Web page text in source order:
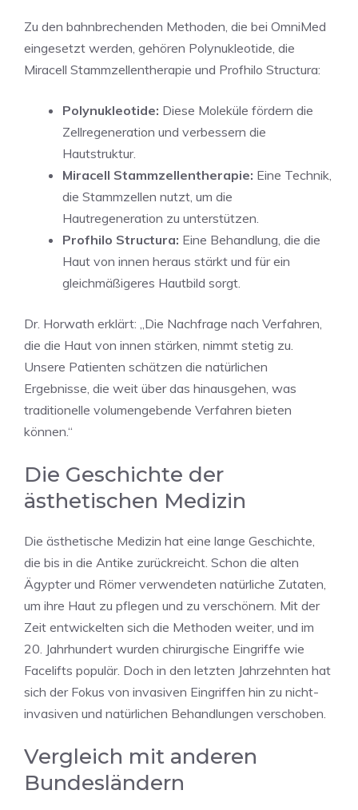
Zu den bahnbrechenden Methoden, die bei OmniMed
eingesetzt werden, gehören Polynukleotide, die
Miracell Stammzellentherapie und Profhilo Structura:
Polynukleotide: Diese Moleküle fördern die
Zellregeneration und verbessern die
Hautstruktur.
Miracell Stammzellentherapie: Eine Technik,
die Stammzellen nutzt, um die
Hautregeneration zu unterstützen.
Profhilo Structura: Eine Behandlung, die die
Haut von innen heraus stärkt und für ein
gleichmäßigeres Hautbild sorgt.
Dr. Horwath erklärt: „Die Nachfrage nach Verfahren,
die die Haut von innen stärken, nimmt stetig zu.
Unsere Patienten schätzen die natürlichen
Ergebnisse, die weit über das hinausgehen, was
traditionelle volumengebende Verfahren bieten
können.“
Die Geschichte der
ästhetischen Medizin
Die ästhetische Medizin hat eine lange Geschichte,
die bis in die Antike zurückreicht. Schon die alten
Ägypter und Römer verwendeten natürliche Zutaten,
um ihre Haut zu pflegen und zu verschönern. Mit der
Zeit entwickelten sich die Methoden weiter, und im
20. Jahrhundert wurden chirurgische Eingriffe wie
Facelifts populär. Doch in den letzten Jahrzehnten hat
sich der Fokus von invasiven Eingriffen hin zu nicht-
invasiven und natürlichen Behandlungen verschoben.
Vergleich mit anderen
Bundesländern